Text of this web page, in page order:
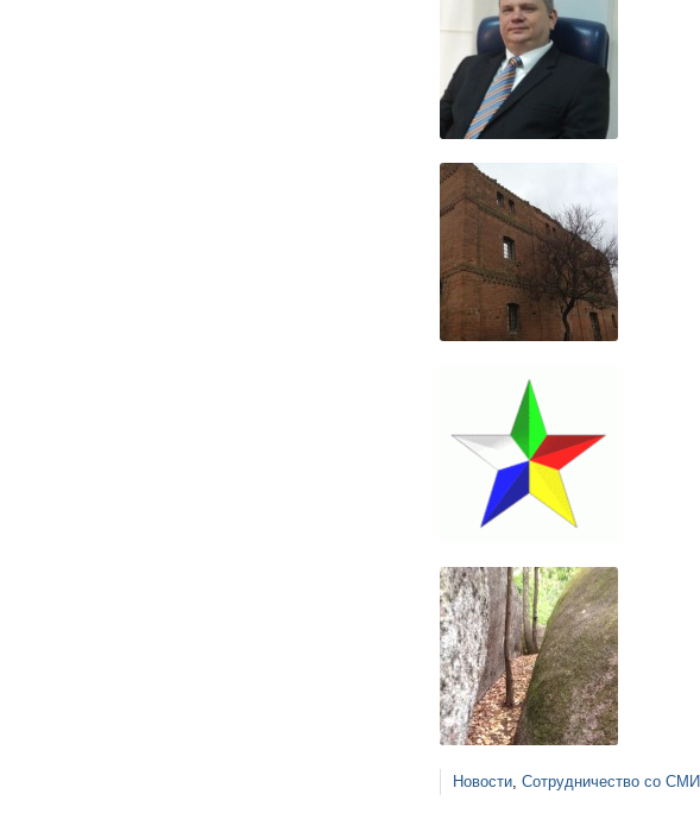
Новости, Сотрудничество со СМИ